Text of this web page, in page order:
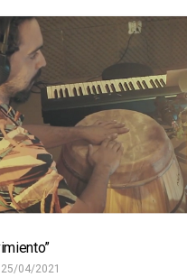
25/04/2021